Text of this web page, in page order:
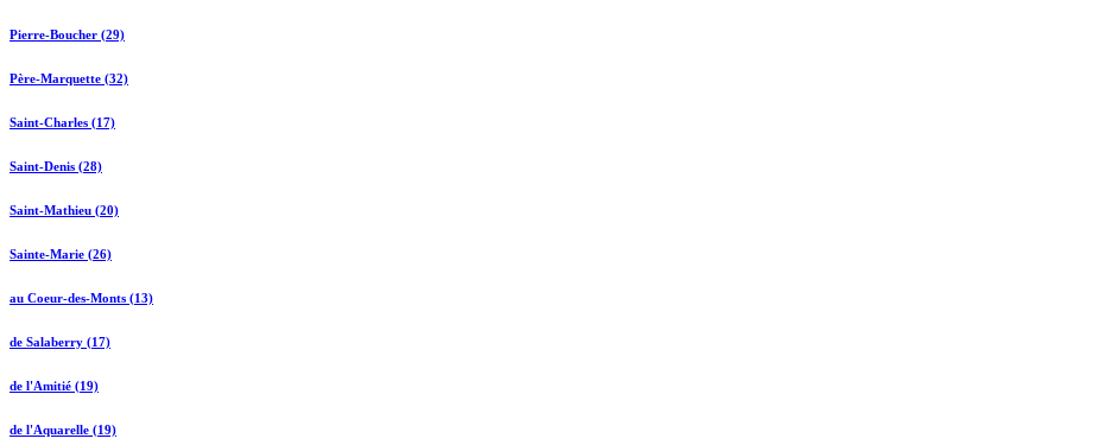
Pierre-Boucher (29)
Père-Marquette (32)
Saint-Charles (17)
Saint-Denis (28)
Saint-Mathieu (20)
Sainte-Marie (26)
au Coeur-des-Monts (13)
de Salaberry (17)
de l'Amitié (19)
de l'Aquarelle (19)